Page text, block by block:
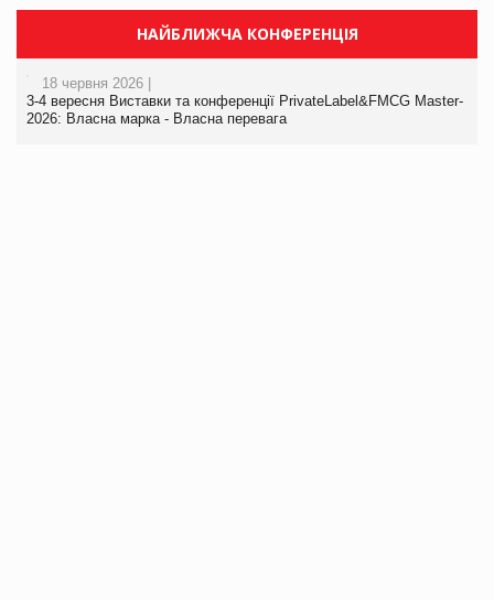
НАЙБЛИЖЧА КОНФЕРЕНЦІЯ
18 червня 2026 |
3-4 вересня Виставки та конференції PrivateLabel&FMCG Master-
2026: Власна марка - Власна перевага